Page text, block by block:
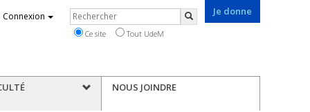
Je donne
Connexion Rechercher
Ce site Tout UdeM
NOUS JOINDRE